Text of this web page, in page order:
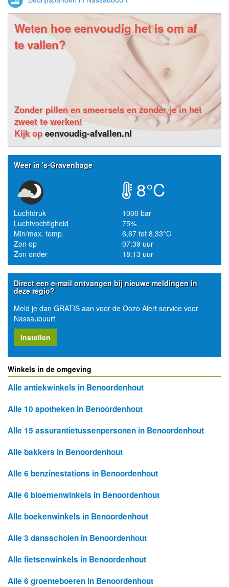
Weten hoe eenvoudig het is om af
te vallen?
Zonder pillen en smeersels en zonder je in het
zweet te werken!
Kijk opeenvoudig-afvallen.nl
Weer in 's-Gravenhage
8°C
Luchtdruk
1000 bar
Luchtvochtigheid
75%
Min/max. temp.
6,67 tot 8,33°C
Zon op
07:39 uur
Zon onder
18:13 uur
Direct een e-mail ontvangen bij nieuwe meldingen in
deze regio?
Meld je dan GRATIS aan voor de Oozo Alert service voor
Nassaubuurt
Instellen
Winkels in de omgeving
Alle antiekwinkels in Benoordenhout
Alle 10 apotheken in Benoordenhout
Alle 15 assurantietussenpersonen in Benoordenhout
Alle bakkers in Benoordenhout
Alle 6 benzinestations in Benoordenhout
Alle 6 bloemenwinkels in Benoordenhout
Alle boekenwinkels in Benoordenhout
Alle 3 dansscholen in Benoordenhout
Alle fietsenwinkels in Benoordenhout
Alle 6 groenteboeren in Benoordenhout